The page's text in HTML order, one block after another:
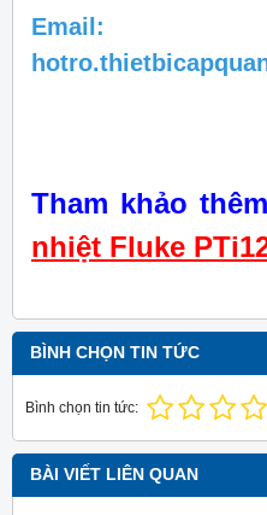
Email:
Tham khảo thêm
nhiệt Fluke
BÌNH CHỌN TIN TỨC
Bình chọn tin tức:
BÀI VIẾT LIÊN QUAN